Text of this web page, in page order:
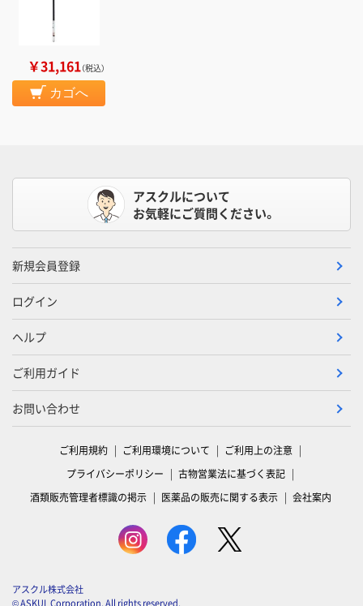
￥31,161（税込）
カゴへ
アスクルについて
お気軽にご質問ください。
新規会員登録
ログイン
ヘルプ
ご利用ガイド
お問い合わせ
ご利用規約 ご利用環境について
ご利用上の注意
プライバシーポリシー
古物営業法に基づく表記
酒類販売管理者標識の掲示
医薬品の販売に関する表示 会社案内
アスクル株式会社
© ASKUL Corporation. All rights reserved.